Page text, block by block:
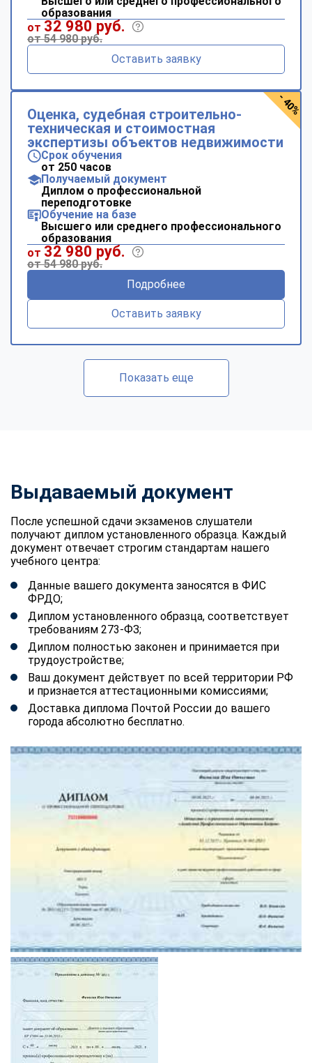
образования
от 32 980 руб.
от 54 980 руб.
Оставить заявку
Оценка, судебная строительно-
техническая и стоимостная
экспертизы объектов недвижимости
Срок обучения
от 250 часов
Получаемый документ
Диплом о профессиональной
переподготовке
Обучение на базе
Высшего или среднего профессионального
образования
от 32 980 руб.
от 54 980 руб.
Подробнее
Оставить заявку
- 40%
Показать еще
Выдаваемый документ
После успешной сдачи экзаменов слушатели
получают диплом установленного образца. Каждый
документ отвечает строгим стандартам нашего
учебного центра:
Данные вашего документа заносятся в ФИС
ФРДО;
Диплом установленного образца, соответствует
требованиям 273-ФЗ;
Диплом полностью законен и принимается при
трудоустройстве;
Ваш документ действует по всей территории РФ
и признается аттестационными комиссиями;
Доставка диплома Почтой России до вашего
города абсолютно бесплатно.